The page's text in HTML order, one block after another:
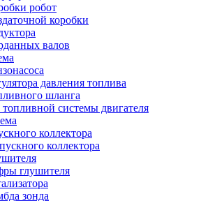
робот
коробки
валов
давления топлива
шланга
системы двигателя
коллектора
коллектора
глушителя
зонда